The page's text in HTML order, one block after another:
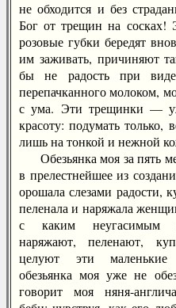
не обходится и без
Бог от трещин на сосках!
розовые губки бередят
им заживать, причиняют
бы не радость при виде
перепачканного молоком,
с ума. Эти трещинки —
красоту: подумать только,
лишь на тонкой и нежной
Обезьянка моя за пять
в прелестнейшее из
орошала слезами радости,
пеленала и наряжала
с каким неугасимым
наряжают, пеленают,
целуют эти
обезьянка моя уже не
говорит моя няня-